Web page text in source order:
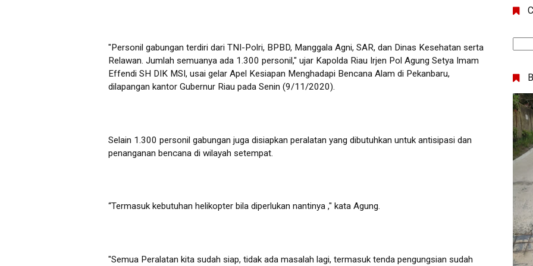
"Personil gabungan terdiri dari TNI-Polri, BPBD, Manggala Agni, SAR, dan Dinas Kesehatan serta
Relawan. Jumlah semuanya ada 1.300 personil," ujar Kapolda Riau Irjen Pol Agung Setya Imam
Effendi SH DIK MSI, usai gelar Apel Kesiapan Menghadapi Bencana Alam di Pekanbaru,
dilapangan kantor Gubernur Riau pada Senin (9/11/2020).
Selain 1.300 personil gabungan juga disiapkan peralatan yang dibutuhkan untuk antisipasi dan
penanganan bencana di wilayah setempat.
“Termasuk kebutuhan helikopter bila diperlukan nantinya ," kata Agung.
"Semua Peralatan kita sudah siap, tidak ada masalah lagi, termasuk tenda pengungsian sudah